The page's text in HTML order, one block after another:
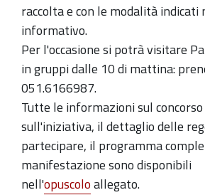
raccolta e con le modalità indicati
informativo.
Per l'occasione si potrà visitare
in gruppi dalle 10 di mattina:
051.6166987.
Tutte le informazioni sul concorso
sull'iniziativa, il dettaglio delle
partecipare, il programma
manifestazione sono disponibili
nell'opuscoloallegato.